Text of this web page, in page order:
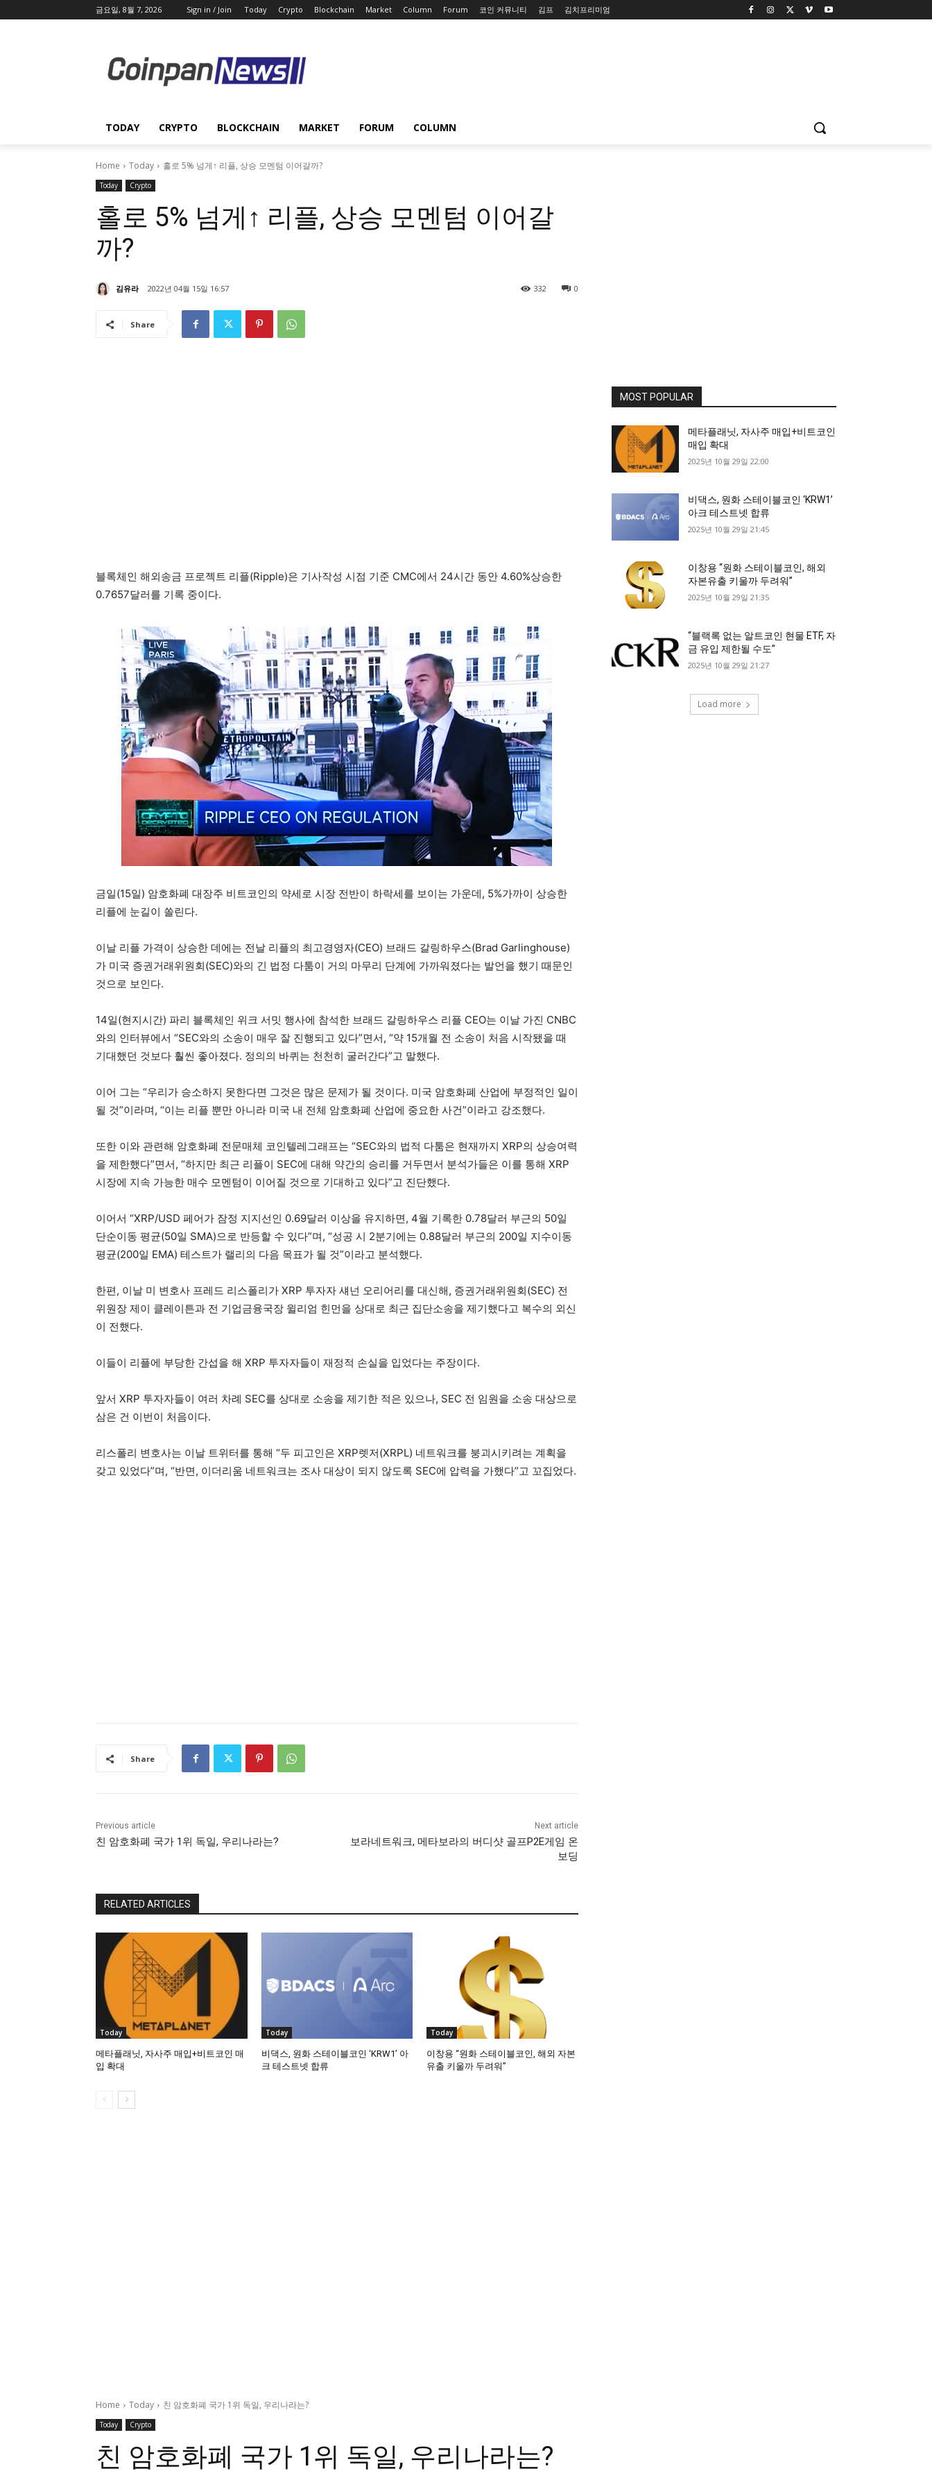
금요일, 8월 7, 2026 Sign in / Join Today Crypto Blockchain Market Column Forum 코인 커뮤니티 김프 김치프리미엄
TODAY CRYPTO BLOCKCHAIN MARKET FORUM COLUMN
Home Today 홀로 5% 넘게↑ 리플, 상승 모멘텀 이어갈까?
Today Crypto
홀로 5% 넘게↑ 리플, 상승 모멘텀 이어갈
까?
김유라 2022년 04월 15일 16:57 0
332
Share
블록체인 해외송금 프로젝트 리플(Ripple)은 기사작성 시점 기준 CMC에서 24시간 동안 4.60%상승한
0.7657달러를 기록 중이다.
금일(15일) 암호화폐 대장주 비트코인의 약세로 시장 전반이 하락세를 보이는 가운데, 5%가까이 상승한
리플에 눈길이 쏠린다.
이날 리플 가격이 상승한 데에는 전날 리플의 최고경영자(CEO) 브래드 갈링하우스(Brad Garlinghouse)
가 미국 증권거래위원회(SEC)와의 긴 법정 다툼이 거의 마무리 단계에 가까워졌다는 발언을 했기 때문인
것으로 보인다.
14일(현지시간) 파리 블록체인 위크 서밋 행사에 참석한 브래드 갈링하우스 리플 CEO는 이날 가진 CNBC
와의 인터뷰에서 “SEC와의 소송이 매우 잘 진행되고 있다”면서, “약 15개월 전 소송이 처음 시작됐을 때
기대했던 것보다 훨씬 좋아졌다. 정의의 바퀴는 천천히 굴러간다”고 말했다.
이어 그는 “우리가 승소하지 못한다면 그것은 많은 문제가 될 것이다. 미국 암호화폐 산업에 부정적인 일이
될 것”이라며, “이는 리플 뿐만 아니라 미국 내 전체 암호화폐 산업에 중요한 사건”이라고 강조했다.
또한 이와 관련해 암호화폐 전문매체 코인텔레그래프는 “SEC와의 법적 다툼은 현재까지 XRP의 상승여력
을 제한했다”면서, “하지만 최근 리플이 SEC에 대해 약간의 승리를 거두면서 분석가들은 이를 통해 XRP
시장에 지속 가능한 매수 모멘텀이 이어질 것으로 기대하고 있다”고 진단했다.
이어서 “XRP/USD 페어가 잠정 지지선인 0.69달러 이상을 유지하면, 4월 기록한 0.78달러 부근의 50일
단순이동 평균(50일 SMA)으로 반등할 수 있다”며, “성공 시 2분기에는 0.88달러 부근의 200일 지수이동
평균(200일 EMA) 테스트가 랠리의 다음 목표가 될 것”이라고 분석했다.
한편, 이날 미 변호사 프레드 리스폴리가 XRP 투자자 섀넌 오리어리를 대신해, 증권거래위원회(SEC) 전
위원장 제이 클레이튼과 전 기업금융국장 윌리엄 힌먼을 상대로 최근 집단소송을 제기했다고 복수의 외신
이 전했다.
이들이 리플에 부당한 간섭을 해 XRP 투자자들이 재정적 손실을 입었다는 주장이다.
앞서 XRP 투자자들이 여러 차례 SEC를 상대로 소송을 제기한 적은 있으나, SEC 전 임원을 소송 대상으로
삼은 건 이번이 처음이다.
리스폴리 변호사는 이날 트위터를 통해 “두 피고인은 XRP렛저(XRPL) 네트워크를 붕괴시키려는 계획을
갖고 있었다”며, “반면, 이더리움 네트워크는 조사 대상이 되지 않도록 SEC에 압력을 가했다”고 꼬집었다.
Share
Previous article
친 암호화폐 국가 1위 독일, 우리나라는?
Next article
보라네트워크, 메타보라의 버디샷 골프P2E게임 온
보딩
RELATED ARTICLES
Today
메타플래닛, 자사주 매입+비트코인 매
입 확대
Today
비댁스, 원화 스테이블코인 ‘KRW1’ 아
크 테스트넷 합류
Today
이창용 “원화 스테이블코인, 해외 자본
유출 키울까 두려워”
MOST POPULAR
메타플래닛, 자사주 매입+비트코인
매입 확대
2025년 10월 29일 22:00
비댁스, 원화 스테이블코인 ‘KRW1’
아크 테스트넷 합류
2025년 10월 29일 21:45
이창용 “원화 스테이블코인, 해외
자본유출 키울까 두려워”
2025년 10월 29일 21:35
“블랙록 없는 알트코인 현물 ETF, 자
금 유입 제한될 수도”
2025년 10월 29일 21:27
Load more